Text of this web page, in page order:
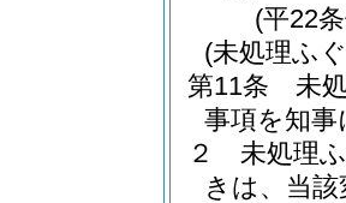
(平22
(未処理ふ
第11条
未
事項を知
２
未処理
きは、当